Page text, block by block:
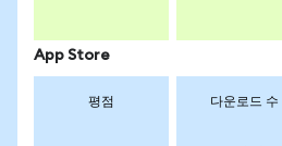
App Store
평점 다운로드 수